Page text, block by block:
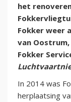
het
Fokker weer
van
Fokker
In 2014 was
herplaatsing